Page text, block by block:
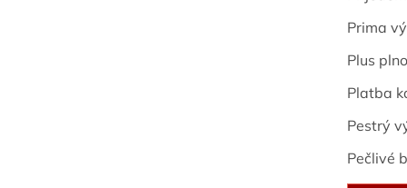
Prima
Plus
Platba
Pestrý
Pečlivé